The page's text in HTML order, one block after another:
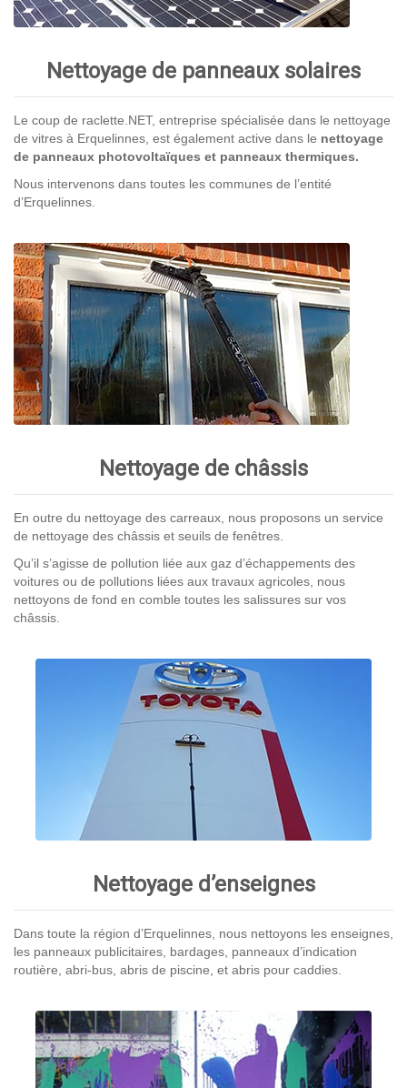
Nettoyage de panneaux solaires
Le coup de raclette.NET, entreprise spécialisée dans le nettoyage
de vitres à Erquelinnes, est également active dans le nettoyage
de panneaux photovoltaïques et panneaux thermiques.
Nous intervenons dans toutes les communes de l’entité
d’Erquelinnes.
Nettoyage de châssis
En outre du nettoyage des carreaux, nous proposons un service
de nettoyage des châssis et seuils de fenêtres.
Qu’il s’agisse de pollution liée aux gaz d’échappements des
voitures ou de pollutions liées aux travaux agricoles, nous
nettoyons de fond en comble toutes les salissures sur vos
châssis.
Nettoyage d’enseignes
Dans toute la région d’Erquelinnes, nous nettoyons les enseignes,
les panneaux publicitaires, bardages, panneaux d’indication
routière, abri-bus, abris de piscine, et abris pour caddies.